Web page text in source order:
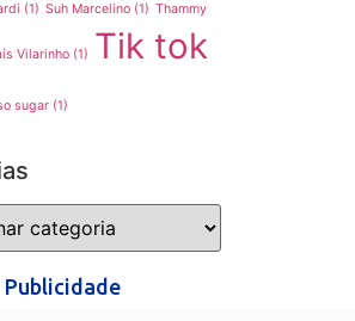
(1) Suh Marcelino (1) Thammy
Vilarinho (1) Tik tok
sugar (1)
Publicidade